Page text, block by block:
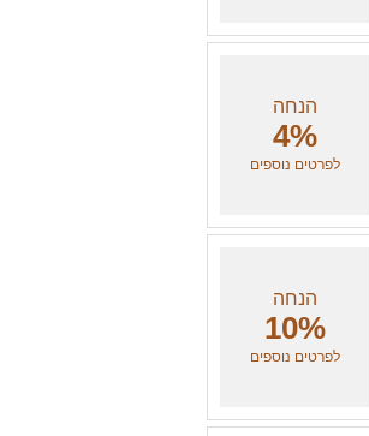
הנחה
4%
לפרטים נוספים
הנחה
10%
לפרטים נוספים